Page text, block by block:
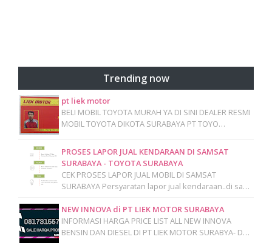
Trending now
pt liek motor
BELI MOBIL TOYOTA MURAH YA DI SINI DEALER RESMI
MOBIL TOYOTA DIKOTA SURABAYA PT TOYO…
PROSES LAPOR JUAL KENDARAAN DI SAMSAT
SURABAYA - TOYOTA SURABAYA
CEK PROSES LAPOR JUAL MOBIL DI SAMSAT
SURABAYA Persyaratan lapor jual kendaraan..di sa…
NEW INNOVA di PT LIEK MOTOR SURABAYA
INFORMASI HARGA PRICE LIST ALL NEW INNOVA
BENSIN DAN DIESEL DI PT LIEK MOTOR SURABYA- D…